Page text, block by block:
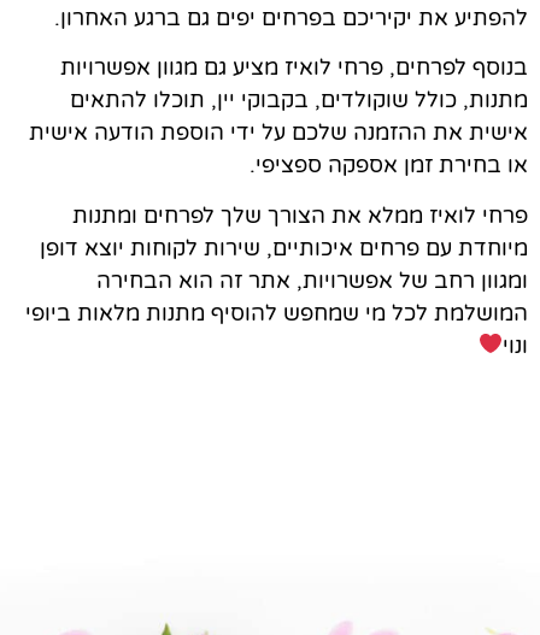
להפתיע את יקיריכם בפרחים יפים גם ברגע האחרון.
בנוסף לפרחים, פרחי לואיז מציע גם מגוון אפשרויות
מתנות, כולל שוקולדים, בקבוקי יין, תוכלו להתאים
אישית את ההזמנה שלכם על ידי הוספת הודעה אישית
או בחירת זמן אספקה ​​ספציפי.
פרחי לואיז ממלא את הצורך שלך לפרחים ומתנות
מיוחדת עם פרחים איכותיים, שירות לקוחות יוצא דופן
ומגוון רחב של אפשרויות, אתר זה הוא הבחירה
המושלמת לכל מי שמחפש להוסיף מתנות מלאות ביופי
ונוי